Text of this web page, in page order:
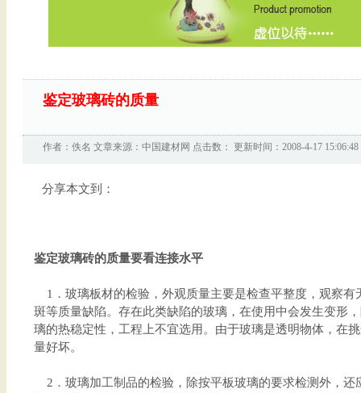
鉴定玻璃砖的质量
作者：佚名 文章来源： 中国建材网 点击数： 更新时间：2008-4-17 15:06:48
分享本文到：
鉴定玻璃砖的质量要看连接水平
1．玻璃板材的检验，外观质量主要是检查平整度，观察有
斑等质量缺陷。存在此类缺陷的玻璃，在使用中会发生变形
璃的热稳定性，工程上不宜选用。由于玻璃是透明物体，在
量好坏。
2．玻璃加工制品的检验，除按平板玻璃的要求检测外，还